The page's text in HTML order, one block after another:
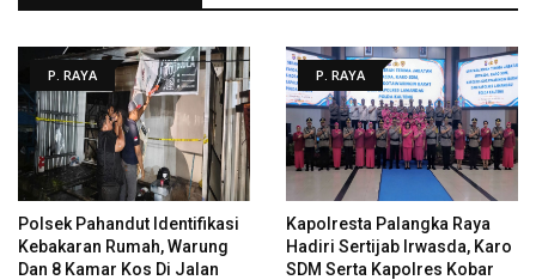
P. RAYA
Polsek Pahandut Identifikasi
Kebakaran Rumah, Warung
Dan 8 Kamar Kos Di Jalan
P. RAYA
Kapolresta Palangka Raya
Hadiri Sertijab Irwasda, Karo
SDM Serta Kapolres Kobar